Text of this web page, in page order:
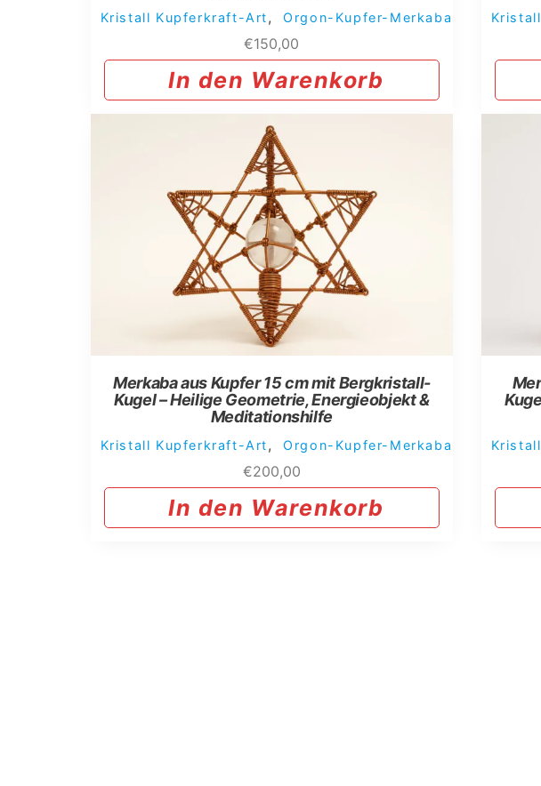
Kristall Kupferkraft-Art, Orgon-Kupfer-Merkaba
€150,00
In den Warenkorb
Merkaba aus Kupfer 15 cm mit Bergkristall-
Kugel – Heilige Geometrie, Energieobjekt &
Meditationshilfe
Kristall Kupferkraft-Art, Orgon-Kupfer-Merkaba
€200,00
In den Warenkorb